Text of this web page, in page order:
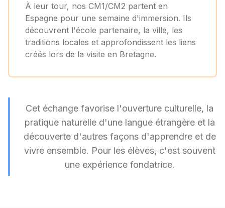
À leur tour, nos CM1/CM2 partent en
Espagne pour une semaine d'immersion. Ils
découvrent l'école partenaire, la ville, les
traditions locales et approfondissent les liens
créés lors de la visite en Bretagne.
Cet échange favorise l'ouverture culturelle, la
pratique naturelle d'une langue étrangère et la
découverte d'autres façons d'apprendre et de
vivre ensemble. Pour les élèves, c'est souvent
une expérience fondatrice.